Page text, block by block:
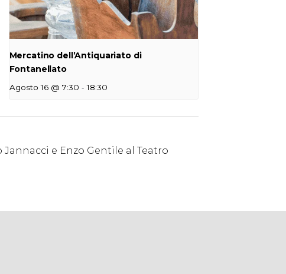
Mercatino dell’Antiquariato di
Fontanellato
Agosto 16 @ 7:30 - 18:30
e Enzo Gentile al Teatro